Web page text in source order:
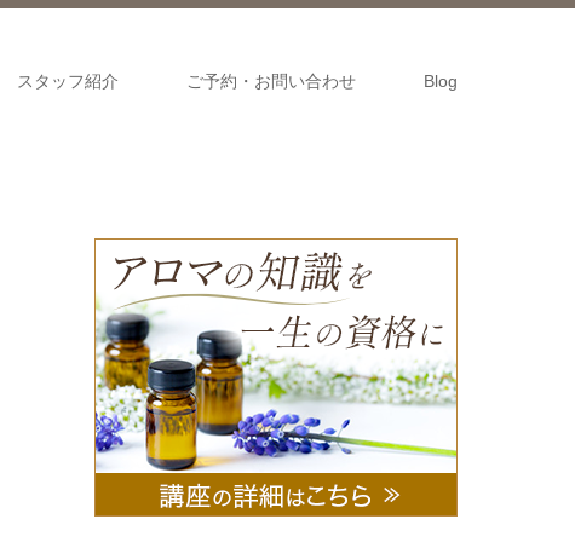
スタッフ紹介 ご予約・お問い合わせ Blog